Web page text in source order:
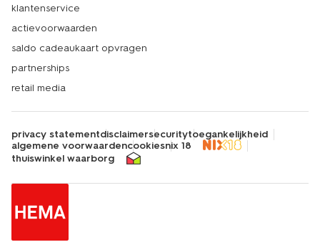
klantenservice
actievoorwaarden
saldo cadeaukaart opvragen
partnerships
retail media
privacy statementdisclaimersecuritytoegankelijkheid
algemene voorwaardencookiesnix 18
thuiswinkel waarborg